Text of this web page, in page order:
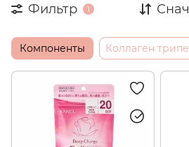
Фильтр 1
Компоненты Коллаген